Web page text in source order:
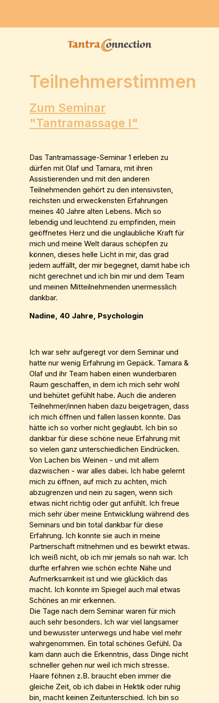
Teilnehmerstimmen
Zum Seminar
"Tantramassage I"
Das Tantramassage-Seminar 1 erleben zu
dürfen mit Olaf und Tamara, mit ihren
Assistierenden und mit den anderen
Teilnehmenden gehört zu den intensivsten,
reichsten und erweckensten Erfahrungen
meines 40 Jahre alten Lebens. Mich so
lebendig und leuchtend zu empfinden, mein
geöffnetes Herz und die unglaubliche Kraft für
mich und meine Welt daraus schöpfen zu
können, dieses helle Licht in mir, das grad
jedem auffällt, der mir begegnet, damit habe ich
nicht gerechnet und ich bin mir und dem Team
und meinen Mitteilnehmenden unermesslich
dankbar.
Nadine, 40 Jahre, Psychologin
Ich war sehr aufgeregt vor dem Seminar und
hatte nur wenig Erfahrung im Gepäck. Tamara &
Olaf und ihr Team haben einen wunderbaren
Raum geschaffen, in dem ich mich sehr wohl
und behütet gefühlt habe. Auch die anderen
Teilnehmer/innen haben dazu beigetragen, dass
ich mich öffnen und fallen lassen konnte. Das
hätte ich so vorher nicht geglaubt. Ich bin so
dankbar für diese schöne neue Erfahrung mit
so vielen ganz unterschiedlichen Eindrücken.
Von Lachen bis Weinen - und mit allem
dazwischen - war alles dabei. Ich habe gelernt
mich zu öffnen, auf mich zu achten, mich
abzugrenzen und nein zu sagen, wenn sich
etwas nicht richtig oder gut anfühlt. Ich freue
mich sehr über meine Entwicklung während des
Seminars und bin total dankbar für diese
Erfahrung. Ich konnte sie auch in meine
Partnerschaft mitnehmen und es bewirkt etwas.
Ich weiß nicht, ob ich mir jemals so nah war. Ich
durfte erfahren wie schön echte Nähe und
Aufmerksamkeit ist und wie glücklich das
macht. Ich konnte im Spiegel auch mal etwas
Schönes an mir erkennen.
Die Tage nach dem Seminar waren für mich
auch sehr besonders. Ich war viel langsamer
und bewusster unterwegs und habe viel mehr
wahrgenommen. Ein total schönes Gefühl. Da
kam dann auch die Erkenntnis, dass Dinge nicht
schneller gehen nur weil ich mich stresse.
Haare föhnen z.B. braucht eben immer die
gleiche Zeit, ob ich dabei in Hektik oder ruhig
bin, macht keinen Zeitunterschied. Ich bin so